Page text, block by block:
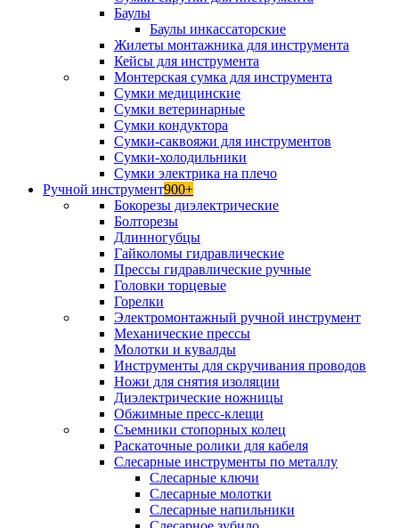
Баулы
Баулы инкассаторские
Жилеты монтажника для инструмента
Кейсы для инструмента
Монтерская сумка для инструмента
Сумки медицинские
Сумки ветеринарные
Сумки кондуктора
Сумки-саквояжи для инструментов
Сумки-холодильники
Сумки электрика на плечо
Ручной инструмент900+
Бокорезы диэлектрические
Болторезы
Длинногубцы
Гайколомы гидравлические
Прессы гидравлические ручные
Головки торцевые
Горелки
Электромонтажный ручной инструмент
Механические прессы
Молотки и кувалды
Инструменты для скручивания проводов
Ножи для снятия изоляции
Диэлектрические ножницы
Обжимные пресс-клещи
Съемники стопорных колец
Раскаточные ролики для кабеля
Слесарные инструменты по металлу
Слесарные ключи
Слесарные молотки
Слесарные напильники